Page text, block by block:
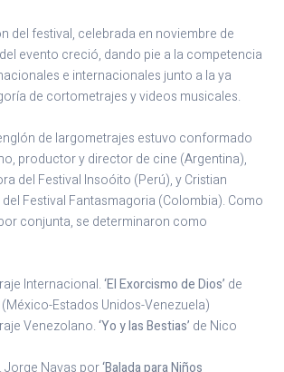
del festival, celebrada en noviembre de
evento creció, dando pie a la competencia
e internacionales junto a la ya
de cortometrajes y videos musicales.
de largometrajes estuvo conformado
productor y director de cine (Argentina),
del Festival Insoóito (Perú), yCristian
Festival Fantasmagoria (Colombia). Como
conjunta, se determinaron como
Internacional.‘El Exorcismo de Dios’ de
Estados Unidos-Venezuela)
Venezolano.‘Yo y las Bestias’ de Nico
Navas por‘Balada para Niños